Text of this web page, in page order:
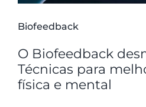
Biofeedback
O Biofeedback
Técnicas para
física e mental